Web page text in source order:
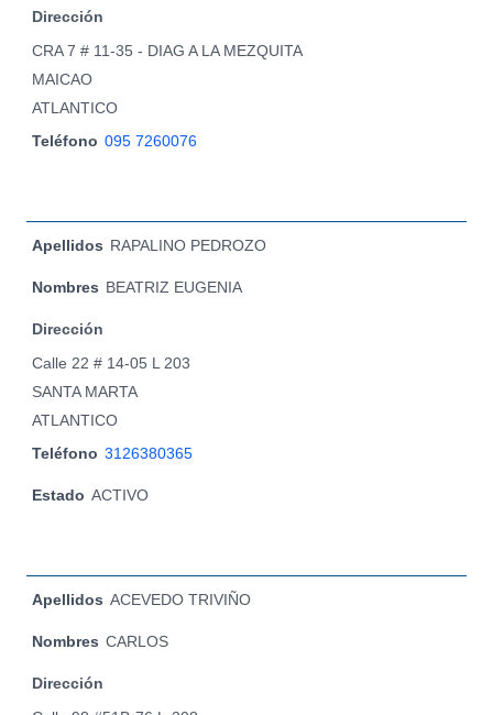
Dirección
CRA 7 # 11-35 - DIAG A LA MEZQUITA
MAICAO
ATLANTICO
Teléfono 095 7260076
Apellidos RAPALINO PEDROZO
Nombres BEATRIZ EUGENIA
Dirección
Calle 22 # 14-05 L 203
SANTA MARTA
ATLANTICO
Teléfono 3126380365
Estado ACTIVO
Apellidos ACEVEDO TRIVIÑO
Nombres CARLOS
Dirección